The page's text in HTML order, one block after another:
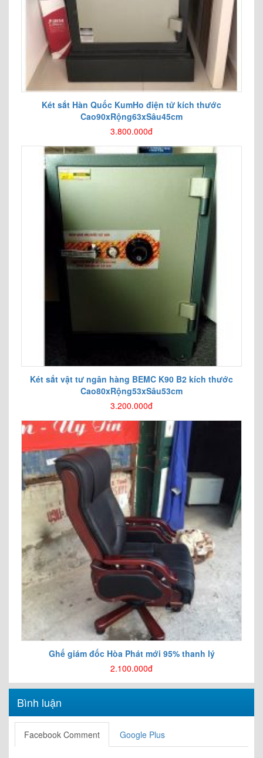
Két sắt Hàn Quốc KumHo điện tử kích thước
Cao90xRộng63xSâu45cm
3.800.000đ
Két sắt vật tư ngân hàng BEMC K90 B2 kích thước
Cao80xRộng53xSâu53cm
3.200.000đ
Ghế giám đốc Hòa Phát mới 95% thanh lý
2.100.000đ
Bình luận
Facebook Comment Google Plus